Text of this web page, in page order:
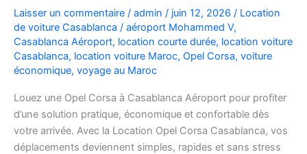
Laisser un commentaire / admin / juin 12, 2026 / Location
de voiture Casablanca / aéroport Mohammed V,
Casablanca Aéroport, location courte durée, location voiture
Casablanca, location voiture Maroc, Opel Corsa, voiture
économique, voyage au Maroc
Louez une Opel Corsa à Casablanca Aéroport pour profiter
d’une solution pratique, économique et confortable dès
votre arrivée. Avec la Location Opel Corsa Casablanca, vos
déplacements deviennent simples, rapides et sans stress